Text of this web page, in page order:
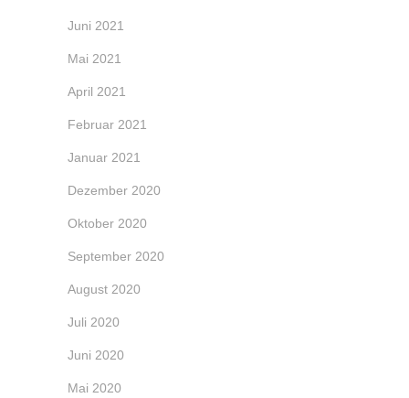
Juni 2021
Mai 2021
April 2021
Februar 2021
Januar 2021
Dezember 2020
Oktober 2020
September 2020
August 2020
Juli 2020
Juni 2020
Mai 2020